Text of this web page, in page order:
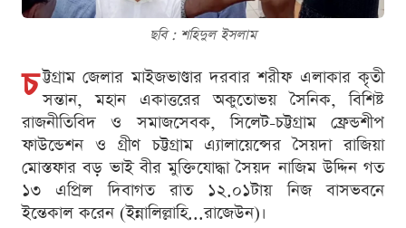
ছবি : শ‌হিদুল ইসলাম
চ ট্টগ্রাম জেলার মাইজভাণ্ডার দরবার শরীফ এলাকার কৃতী
সন্তান, মহান একাত্তরের অকুতোভয় সৈনিক, বিশিষ্ট
রাজনীতিবিদ ও সমাজসেবক, সিলেট-চট্টগ্রাম ফ্রেন্ডশীপ
ফাউন্ডেশন ও গ্রীণ চট্টগ্রাম এ্যালায়েন্সের সৈয়দা রাজিয়া
মোস্তফার বড় ভাই বীর মুক্তিযোদ্ধা সৈয়দ নাজিম উদ্দিন গত
১৩ এপ্রিল দিবাগত রাত ১২.০১টায় নিজ বাসভবনে
ইন্তেকাল করেন (ইন্নালিল্লাহি...রাজেউন)।